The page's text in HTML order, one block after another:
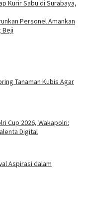
Kurir Sabu di Surabaya,
Personel Amankan
Beji
Tanaman Kubis Agar
Cup 2026, Wakapolri:
Digital
Aspirasi dalam